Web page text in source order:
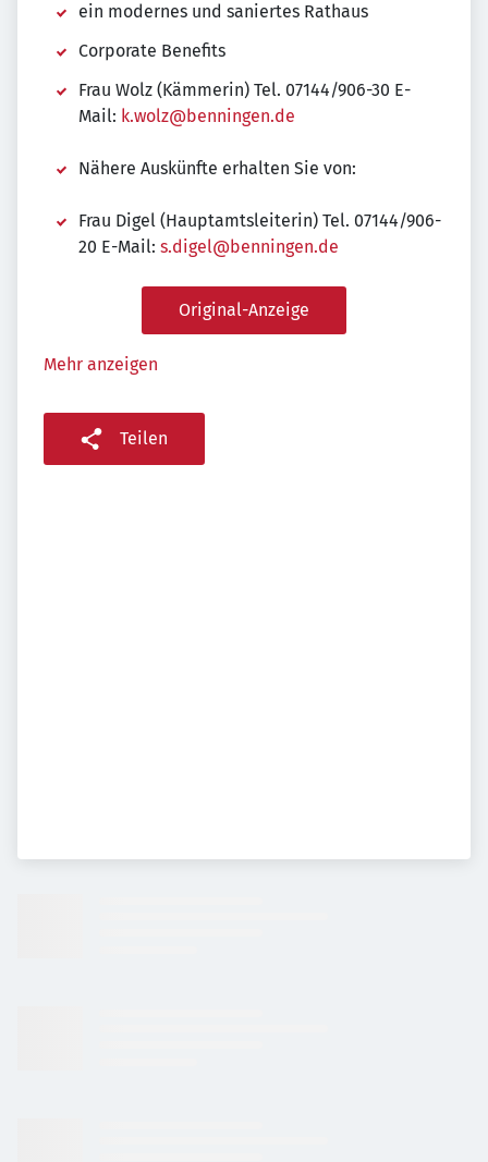
ein modernes und saniertes Rathaus
Corporate Benefits
Frau Wolz (Kämmerin) Tel. 07144/906-30 E-
Mail: k.wolz@benningen.de
Nähere Auskünfte erhalten Sie von:
Frau Digel (Hauptamtsleiterin) Tel. 07144/906-
20 E-Mail: s.digel@benningen.de
Original-Anzeige
Mehr anzeigen
Teilen